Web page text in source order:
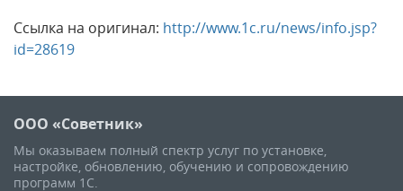
Ссылка на оригинал: http://www.1c.ru/news/info.jsp?
id=28619
ООО «Советник»
Мы оказываем полный спектр услуг по установке,
настройке, обновлению, обучению и сопровождению
программ 1С.